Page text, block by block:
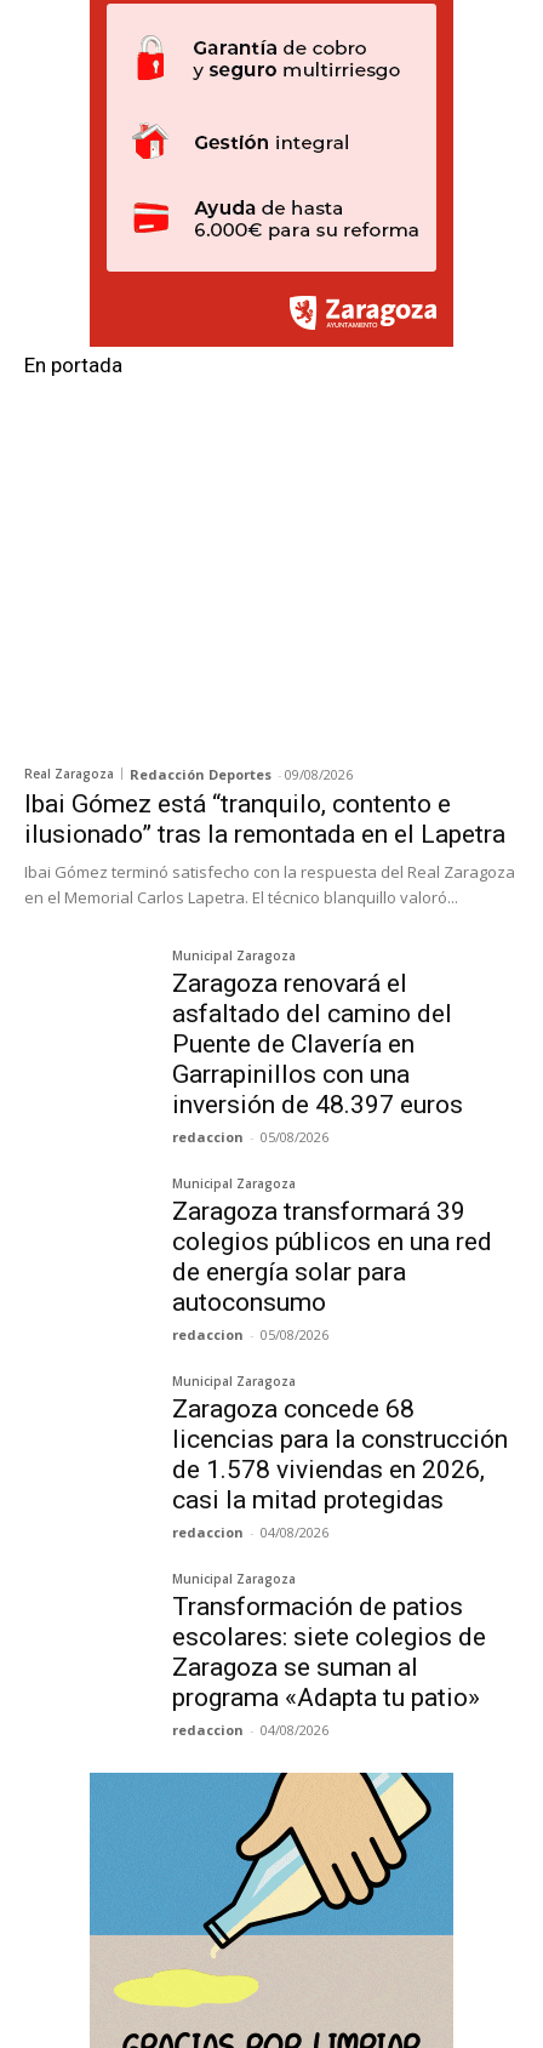
En portada
Real Zaragoza Redacción Deportes - 09/08/2026
Ibai Gómez está “tranquilo, contento e
ilusionado” tras la remontada en el Lapetra
Ibai Gómez terminó satisfecho con la respuesta del Real Zaragoza
en el Memorial Carlos Lapetra. El técnico blanquillo valoró...
Municipal Zaragoza
Zaragoza renovará el
asfaltado del camino del
Puente de Clavería en
Garrapinillos con una
inversión de 48.397 euros
redaccion - 05/08/2026
Municipal Zaragoza
Zaragoza transformará 39
colegios públicos en una red
de energía solar para
autoconsumo
redaccion - 05/08/2026
Municipal Zaragoza
Zaragoza concede 68
licencias para la construcción
de 1.578 viviendas en 2026,
casi la mitad protegidas
redaccion - 04/08/2026
Municipal Zaragoza
Transformación de patios
escolares: siete colegios de
Zaragoza se suman al
programa «Adapta tu patio»
redaccion - 04/08/2026